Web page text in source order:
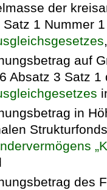
der
Satz 1 Nummer
,
auf
Absatz 3 Satz
in
des